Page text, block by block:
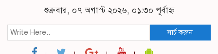
শুক্রবার, ০৭ অগাস্ট ২০২৬, ০১:৩০ পূর্বাহ্ন
সার্চ করুন